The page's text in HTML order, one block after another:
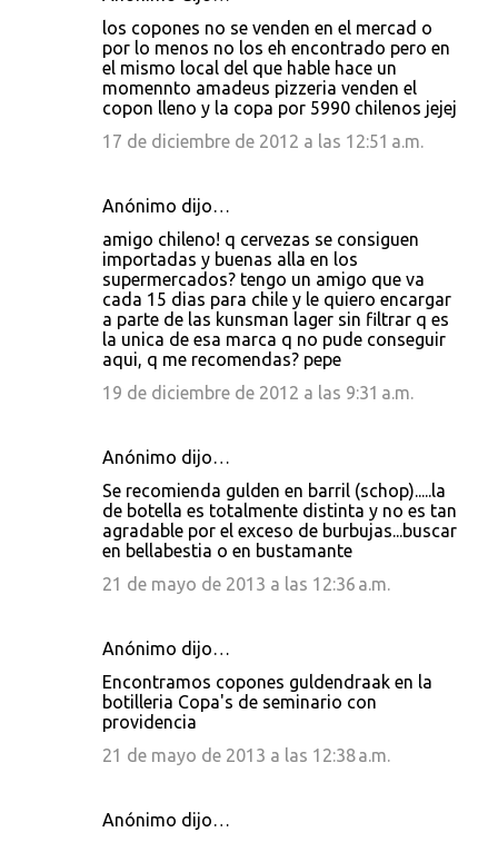
los copones no se venden en el mercad o
por lo menos no los eh encontrado pero en
el mismo local del que hable hace un
momennto amadeus pizzeria venden el
copon lleno y la copa por 5990 chilenos jejej
17 de diciembre de 2012 a las 12:51 a.m.
Anónimo dijo…
amigo chileno! q cervezas se consiguen
importadas y buenas alla en los
supermercados? tengo un amigo que va
cada 15 dias para chile y le quiero encargar
a parte de las kunsman lager sin filtrar q es
la unica de esa marca q no pude conseguir
aqui, q me recomendas? pepe
19 de diciembre de 2012 a las 9:31 a.m.
Anónimo dijo…
Se recomienda gulden en barril (schop).....la
de botella es totalmente distinta y no es tan
agradable por el exceso de burbujas...buscar
en bellabestia o en bustamante
21 de mayo de 2013 a las 12:36 a.m.
Anónimo dijo…
Encontramos copones guldendraak en la
botilleria Copa's de seminario con
providencia
21 de mayo de 2013 a las 12:38 a.m.
Anónimo dijo…